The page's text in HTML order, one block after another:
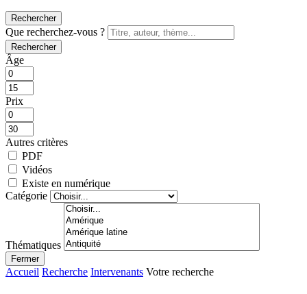
Rechercher
Que recherchez-vous ?
Rechercher
Âge
Prix
Autres critères
PDF
Vidéos
Existe en numérique
Catégorie
Thématiques
Fermer
Accueil Recherche Intervenants Votre recherche